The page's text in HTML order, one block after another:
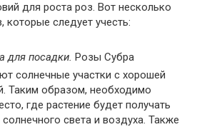
для роста роз. Вот несколько
следует учесть:
для посадки. Розы Субра
солнечные участки с хорошей
Таким образом, необходимо
где растение будет получать
света и воздуха. Также